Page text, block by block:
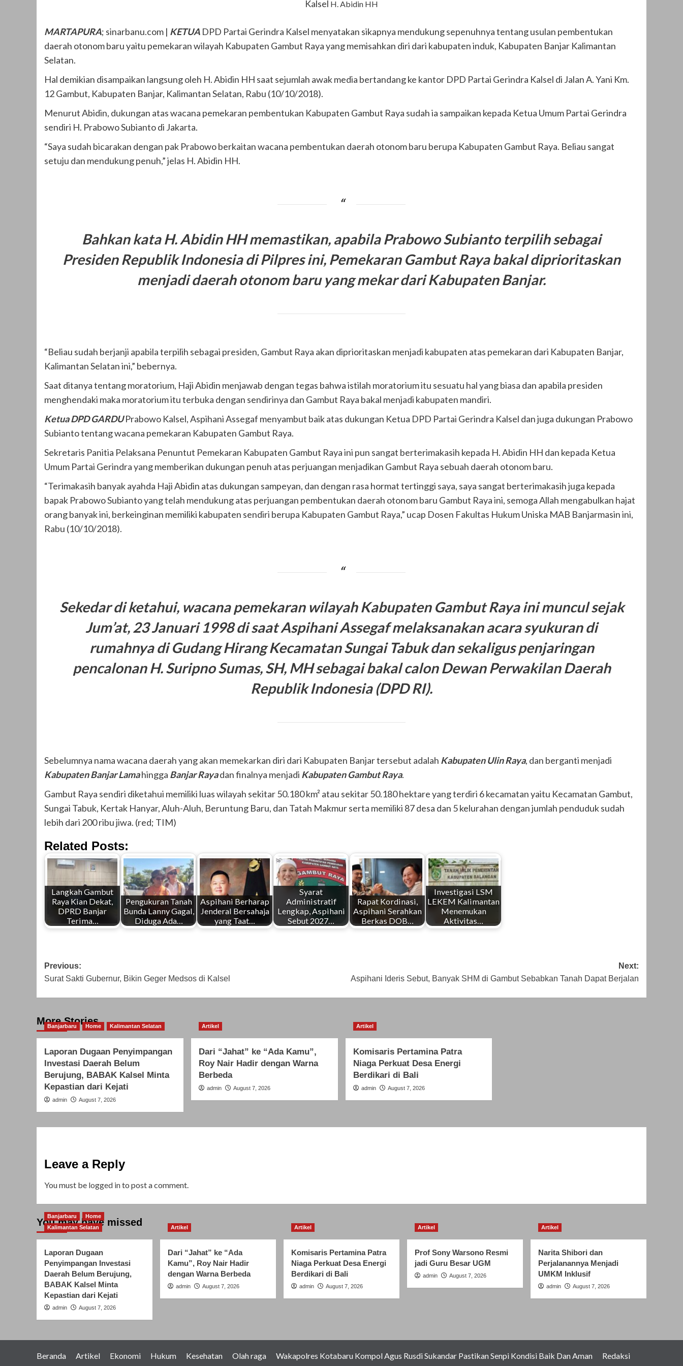
Kalsel H. Abidin HH
MARTAPURA; sinarbanu.com | KETUA DPD Partai Gerindra Kalsel menyatakan sikapnya mendukung sepenuhnya tentang usulan pembentukan
daerah otonom baru yaitu pemekaran wilayah Kabupaten Gambut Raya yang memisahkan diri dari kabupaten induk, Kabupaten Banjar Kalimantan
Selatan.
Hal demikian disampaikan langsung oleh H. Abidin HH saat sejumlah awak media bertandang ke kantor DPD Partai Gerindra Kalsel di Jalan A. Yani Km.
12 Gambut, Kabupaten Banjar, Kalimantan Selatan, Rabu (10/10/2018).
Menurut Abidin, dukungan atas wacana pemekaran pembentukan Kabupaten Gambut Raya sudah ia sampaikan kepada Ketua Umum Partai Gerindra
sendiri H. Prabowo Subianto di Jakarta.
“Saya sudah bicarakan dengan pak Prabowo berkaitan wacana pembentukan daerah otonom baru berupa Kabupaten Gambut Raya. Beliau sangat
setuju dan mendukung penuh,” jelas H. Abidin HH.
Bahkan kata H. Abidin HH memastikan, apabila Prabowo Subianto terpilih sebagai
Presiden Republik Indonesia di Pilpres ini, Pemekaran Gambut Raya bakal diprioritaskan
menjadi daerah otonom baru yang mekar dari Kabupaten Banjar.
“Beliau sudah berjanji apabila terpilih sebagai presiden, Gambut Raya akan diprioritaskan menjadi kabupaten atas pemekaran dari Kabupaten Banjar,
Kalimantan Selatan ini,” bebernya.
Saat ditanya tentang moratorium, Haji Abidin menjawab dengan tegas bahwa istilah moratorium itu sesuatu hal yang biasa dan apabila presiden
menghendaki maka moratorium itu terbuka dengan sendirinya dan Gambut Raya bakal menjadi kabupaten mandiri.
Ketua DPD GARDUPrabowo Kalsel, Aspihani Assegaf menyambut baik atas dukungan Ketua DPD Partai Gerindra Kalsel dan juga dukungan Prabowo
Subianto tentang wacana pemekaran Kabupaten Gambut Raya.
Sekretaris Panitia Pelaksana Penuntut Pemekaran Kabupaten Gambut Raya ini pun sangat berterimakasih kepada H. Abidin HH dan kepada Ketua
Umum Partai Gerindra yang memberikan dukungan penuh atas perjuangan menjadikan Gambut Raya sebuah daerah otonom baru.
“Terimakasih banyak ayahda Haji Abidin atas dukungan sampeyan, dan dengan rasa hormat tertinggi saya, saya sangat berterimakasih juga kepada
bapak Prabowo Subianto yang telah mendukung atas perjuangan pembentukan daerah otonom baru Gambut Raya ini, semoga Allah mengabulkan hajat
orang banyak ini, berkeinginan memiliki kabupaten sendiri berupa Kabupaten Gambut Raya,” ucap Dosen Fakultas Hukum Uniska MAB Banjarmasin ini,
Rabu (10/10/2018).
Sekedar di ketahui, wacana pemekaran wilayah Kabupaten Gambut Raya ini muncul sejak
Jum’at, 23 Januari 1998 di saat Aspihani Assegaf melaksanakan acara syukuran di
rumahnya di Gudang Hirang Kecamatan Sungai Tabuk dan sekaligus penjaringan
pencalonan H. Suripno Sumas, SH, MH sebagai bakal calon Dewan Perwakilan Daerah
Republik Indonesia (DPD RI).
Sebelumnya nama wacana daerah yang akan memekarkan diri dari Kabupaten Banjar tersebut adalah Kabupaten Ulin Raya, dan berganti menjadi
Kabupaten Banjar Lamahingga Banjar Rayadan finalnya menjadi Kabupaten Gambut Raya.
Gambut Raya sendiri diketahui memiliki luas wilayah sekitar 50.180 km² atau sekitar 50.180 hektare yang terdiri 6 kecamatan yaitu Kecamatan Gambut,
Sungai Tabuk, Kertak Hanyar, Aluh-Aluh, Beruntung Baru, dan Tatah Makmur serta memiliki 87 desa dan 5 kelurahan dengan jumlah penduduk sudah
lebih dari 200 ribu jiwa. (red; TIM)
Related Posts:
Langkah Gambut
Raya Kian Dekat,
DPRD Banjar
Terima…
Pengukuran Tanah
Bunda Lanny Gagal,
Diduga Ada…
Aspihani Berharap
Jenderal Bersahaja
yang Taat…
Syarat
Administratif
Lengkap, Aspihani
Sebut 2027…
Rapat Kordinasi,
Aspihani Serahkan
Berkas DOB…
Investigasi LSM
LEKEM Kalimantan
Menemukan
Aktivitas…
Post
navigation
Previous:
Surat Sakti Gubernur, Bikin Geger Medsos di Kalsel
Next:
Aspihani Ideris Sebut, Banyak SHM di Gambut Sebabkan Tanah Dapat Berjalan
More Stories
Banjarbaru Home Kalimantan Selatan
Laporan Dugaan Penyimpangan
Investasi Daerah Belum
Berujung, BABAK Kalsel Minta
Kepastian dari Kejati
admin August 7, 2026
Artikel
Dari “Jahat” ke “Ada Kamu”,
Roy Nair Hadir dengan Warna
Berbeda
admin August 7, 2026
Artikel
Komisaris Pertamina Patra
Niaga Perkuat Desa Energi
Berdikari di Bali
admin August 7, 2026
Leave a Reply
You must be logged into post a comment.
You may have missed
Banjarbaru
Home
Kalimantan Selatan
Laporan Dugaan
Penyimpangan Investasi
Daerah Belum Berujung,
BABAK Kalsel Minta
Kepastian dari Kejati
admin August 7, 2026
Artikel
Dari “Jahat” ke “Ada
Kamu”, Roy Nair Hadir
dengan Warna Berbeda
admin August 7, 2026
Artikel
Komisaris Pertamina Patra
Niaga Perkuat Desa Energi
Berdikari di Bali
admin August 7, 2026
Artikel
Prof Sony Warsono Resmi
jadi Guru Besar UGM
admin August 7, 2026
Artikel
Narita Shibori dan
Perjalanannya Menjadi
UMKM Inklusif
admin August 7, 2026
Beranda Artikel Ekonomi Hukum Kesehatan Olah raga Wakapolres Kotabaru Kompol Agus Rusdi Sukandar Pastikan Senpi Kondisi Baik Dan Aman Redaksi